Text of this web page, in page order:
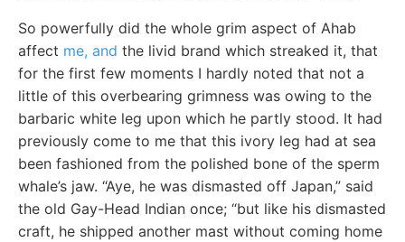
So powerfully did the whole grim aspect of Ahab
affect me, and the livid brand which streaked it, that
for the first few moments I hardly noted that not a
little of this overbearing grimness was owing to the
barbaric white leg upon which he partly stood. It had
previously come to me that this ivory leg had at sea
been fashioned from the polished bone of the sperm
whale’s jaw. “Aye, he was dismasted off Japan,” said
the old Gay-Head Indian once; “but like his dismasted
craft, he shipped another mast without coming home